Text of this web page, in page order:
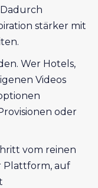
stärker mit
Wer Hotels,
Videos
oder
vom reinen
Plattform, auf